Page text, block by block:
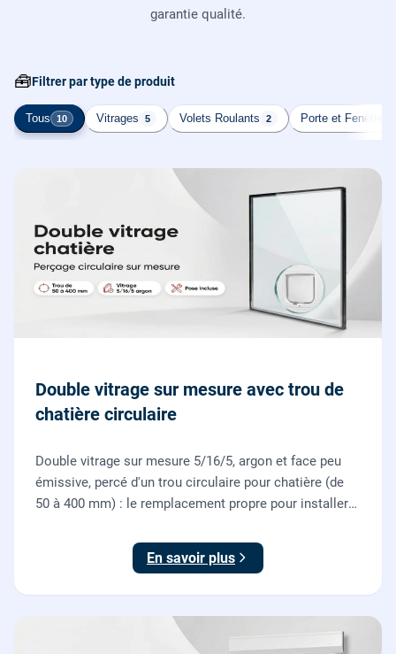
garantie qualité.
🧰Filtrer par type de produit
Tous 10 Vitrages 5 Volets Roulants 2 Porte et Fenêtre
Double vitrage sur mesure avec trou de
chatière circulaire
Double vitrage sur mesure 5/16/5, argon et face peu
émissive, percé d'un trou circulaire pour chatière (de
50 à 400 mm) : le remplacement propre pour installer
En savoir plus